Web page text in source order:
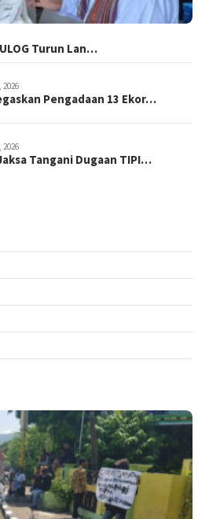
Turun Lan…
2026
Pengadaan 13 Ekor…
2026
Tangani Dugaan TIPI…